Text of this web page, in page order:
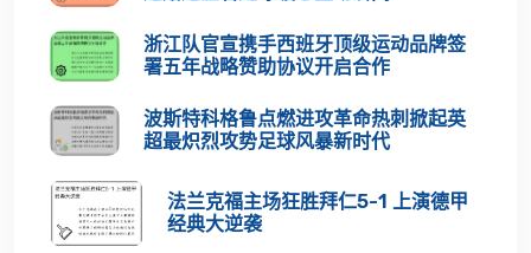
浙江队官宣携手西班牙顶级运动品牌签
署五年战略赞助协议开启合作
波斯特科格鲁点燃进攻革命热刺掀起英
超最炽烈攻势足球风暴新时代
法兰克福主场狂胜拜仁5-1 上演德甲
经典大逆袭